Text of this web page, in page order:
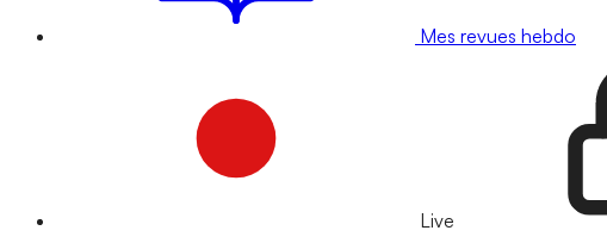
Mes revues hebdo
Live